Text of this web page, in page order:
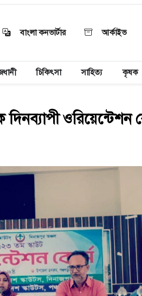
বাংলা কনভার্টার আর্কাইভ
চিকিৎসা সাহিত্য কৃষক
ওরিয়েন্টেশন